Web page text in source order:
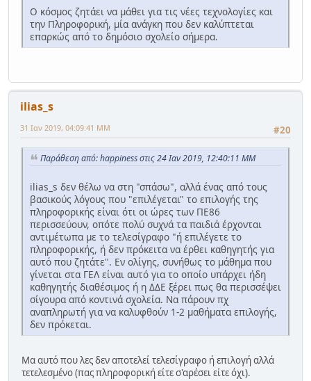
Ο κόσμος ζητάει να μάθει για τις νέες τεχνολογίες και
την Πληροφορική, μία ανάγκη που δεν καλύπτεται
επαρκώς από το δημόσιο σχολείο σήμερα.
ilias_s
#20
31 Ιαν 2019, 04:09:41 ΜΜ
Παράθεση από: happiness στις 24 Ιαν 2019, 12:40:11 ΜΜ
ilias_s δεν θέλω να στη "σπάσω", αλλά ένας από τους
βασικούς λόγους που "επιλέγεται" το επιλογής της
πληροφορικής είναι ότι οι ώρες των ΠΕ86
περισσεύουν, οπότε πολύ συχνά τα παιδιά έρχονται
αντιμέτωπα με το τελεσίγραφο "ή επιλέγετε το
πληροφορικής, ή δεν πρόκειτα να έρθει καθηγητής για
αυτό που ζητάτε". Εν ολίγης, συνήθως το μάθημα που
γίνεται στα ΓΕΛ είναι αυτό για το οποίο υπάρχει ήδη
καθηγητής διαθέσιμος ή η ΔΔΕ ξέρει πως θα περισσέψει
σίγουρα από κοντινά σχολεία. Να πάρουν πχ
αναπληρωτή για να καλυφθούν 1-2 μαθήματα επιλογής,
δεν πρόκεται.
Μα αυτό που λες δεν αποτελεί τελεσίγραφο ή επιλογή αλλά
τετελεσμένο (πας πληροφορική είτε σ'αρέσει είτε όχι).